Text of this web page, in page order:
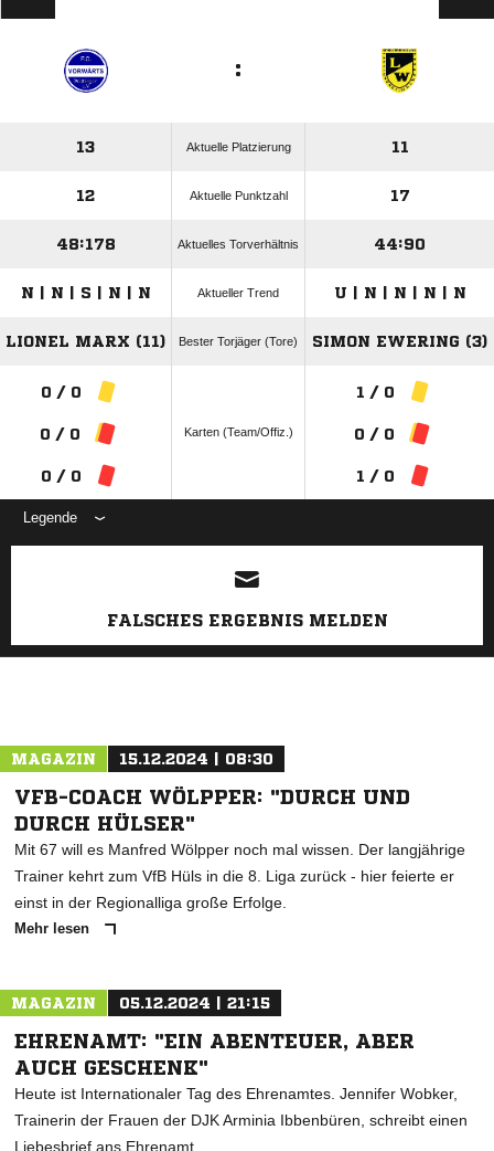
:
13 Aktuelle Platzierung 11
12 Aktuelle Punktzahl 17
48:178 Aktuelles Torverhältnis 44:90
N | N | S | N | N Aktueller Trend U | N | N | N | N
LIONEL MARX (11) Bester Torjäger (Tore) SIMON EWERING (3)
0 / 0
0 / 0
0 / 0
Karten (Team/Offiz.)
1 / 0
0 / 0
1 / 0
Legende
ANZEIGE
FALSCHES ERGEBNIS MELDEN
MAGAZIN 15.12.2024 | 08:30
VFB-COACH WÖLPPER: "DURCH UND
DURCH HÜLSER"
Mit 67 will es Manfred Wölpper noch mal wissen. Der langjährige
Trainer kehrt zum VfB Hüls in die 8. Liga zurück - hier feierte er
einst in der Regionalliga große Erfolge.
Mehr lesen
MAGAZIN 05.12.2024 | 21:15
EHRENAMT: "EIN ABENTEUER, ABER
AUCH GESCHENK"
Heute ist Internationaler Tag des Ehrenamtes. Jennifer Wobker,
Trainerin der Frauen der DJK Arminia Ibbenbüren, schreibt einen
Liebesbrief ans Ehrenamt.